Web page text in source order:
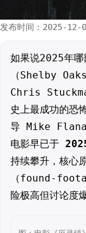
发布时间：2025-12-
如果说2025年哪
（Shelby
Chris
史上最成功的恐
导 Mike
电影早已于
持续攀升，核心
（found-
险极高但讨论度